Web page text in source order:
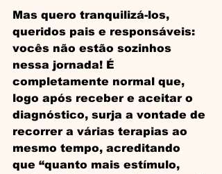
Mas quero tranquilizá-los,
queridos pais e responsáveis:
vocês não estão sozinhos
nessa jornada! É
completamente normal que,
logo após receber e aceitar o
diagnóstico, surja a vontade de
recorrer a várias terapias ao
mesmo tempo, acreditando
que “quanto mais estímulo,